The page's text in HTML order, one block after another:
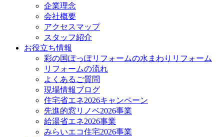
企業理念
会社概要
アクセスマップ
スタッフ紹介
お役立ち情報
彩の国ぽっぽリフォームの水まわりリフォーム
リフォームの流れ
よくあるご質問
現場情報ブログ
住宅省エネ2026キャンペーン
先進的窓リノベ2026事業
給湯省エネ2026事業
みらいエコ住宅2026事業